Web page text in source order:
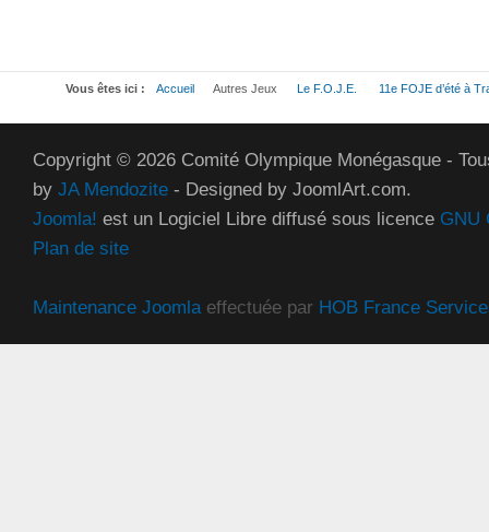
Vous êtes ici : Accueil Autres Jeux Le F.O.J.E. 11e FOJE d’été à
Copyright © 2026 Comité Olympique Monégasque -
by JA Mendozite - Designed by JoomlArt.com.
Joomla! est un Logiciel Libre diffusé sous licence GNU
Plan de site
Maintenance Joomlaeffectuée par HOB France